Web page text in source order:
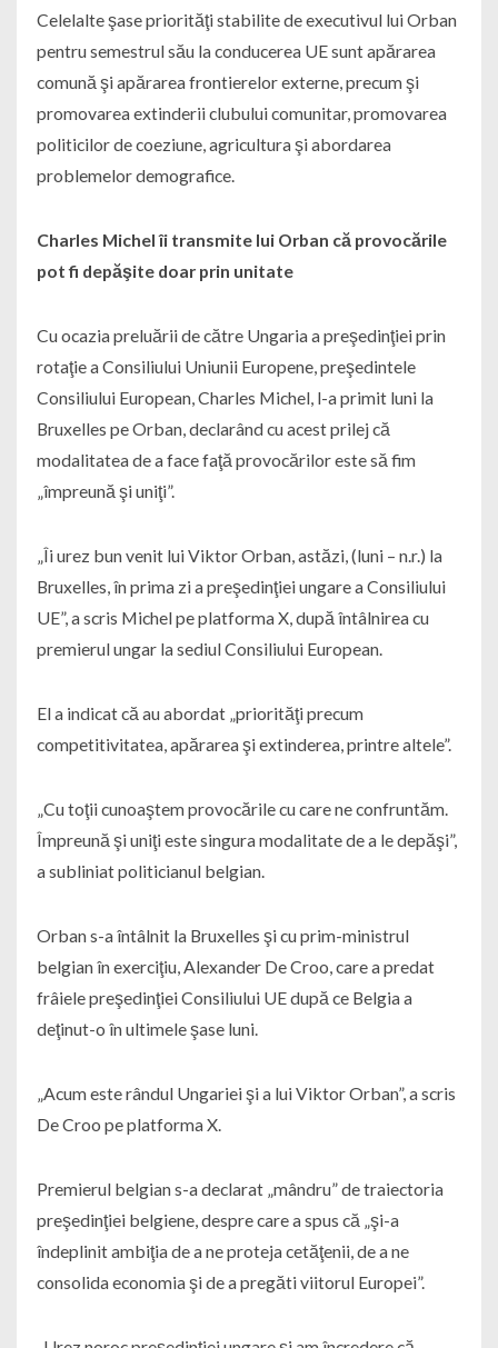
Celelalte şase priorităţi stabilite de executivul lui Orban
pentru semestrul său la conducerea UE sunt apărarea
comună şi apărarea frontierelor externe, precum şi
promovarea extinderii clubului comunitar, promovarea
politicilor de coeziune, agricultura şi abordarea
problemelor demografice.
Charles Michel îi transmite lui Orban că provocările
pot fi depăşite doar prin unitate
Cu ocazia preluării de către Ungaria a preşedinţiei prin
rotaţie a Consiliului Uniunii Europene, preşedintele
Consiliului European, Charles Michel, l-a primit luni la
Bruxelles pe Orban, declarând cu acest prilej că
modalitatea de a face faţă provocărilor este să fim
„împreună şi uniţi”.
„Îi urez bun venit lui Viktor Orban, astăzi, (luni – n.r.) la
Bruxelles, în prima zi a preşedinţiei ungare a Consiliului
UE”, a scris Michel pe platforma X, după întâlnirea cu
premierul ungar la sediul Consiliului European.
El a indicat că au abordat „priorităţi precum
competitivitatea, apărarea şi extinderea, printre altele”.
„Cu toţii cunoaştem provocările cu care ne confruntăm.
Împreună şi uniţi este singura modalitate de a le depăşi”,
a subliniat politicianul belgian.
Orban s-a întâlnit la Bruxelles şi cu prim-ministrul
belgian în exerciţiu, Alexander De Croo, care a predat
frâiele preşedinţiei Consiliului UE după ce Belgia a
deţinut-o în ultimele şase luni.
„Acum este rândul Ungariei şi a lui Viktor Orban”, a scris
De Croo pe platforma X.
Premierul belgian s-a declarat „mândru” de traiectoria
preşedinţiei belgiene, despre care a spus că „şi-a
îndeplinit ambiţia de a ne proteja cetăţenii, de a ne
consolida economia şi de a pregăti viitorul Europei”.